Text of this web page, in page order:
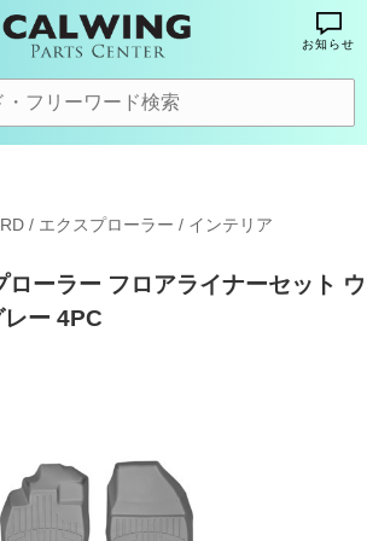
お知らせ
/ エクスプローラー / インテリア
ーラー フロアライナーセット ウ
ー 4PC